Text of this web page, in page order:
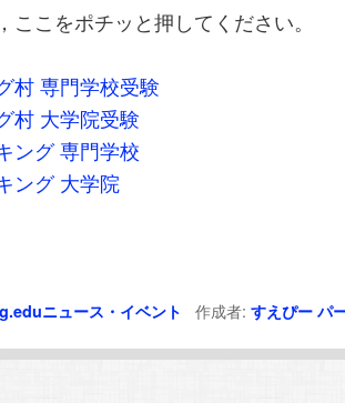
ここをポチッと押してください。
村 専門学校受験
村 大学院受験
ング 専門学校
ング 大学院
ニュース・イベント 作成者:すえぴー パ